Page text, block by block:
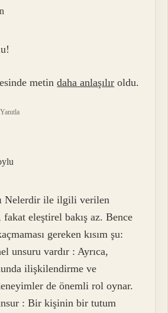
metindaha anlaşılır oldu.
Yanıtla
Nelerdir ile ilgili verilen
fakat eleştirel bakış az. Bence
gereken kısım şu:
unsuru vardır : Ayrıca,
ilişkilendirme ve
de önemli rol oynar.
: Bir kişinin bir tutum